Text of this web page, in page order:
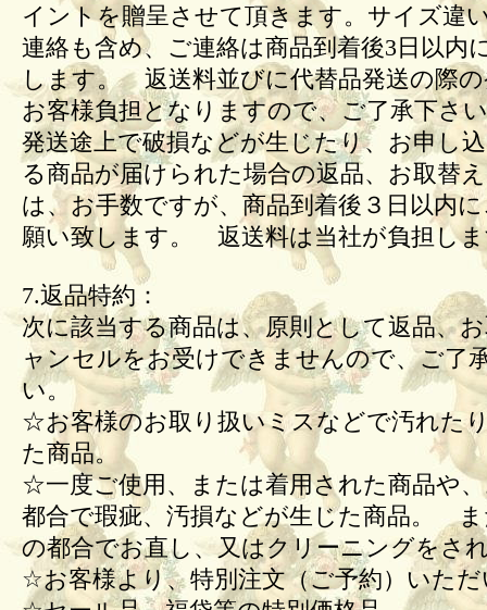
イントを贈呈させて頂きます。サイズ違
連絡も含め、ご連絡は商品到着後3日以内
します。 返送料並びに代替品発送の際の
お客様負担となりますので、ご了承下さ
発送途上で破損などが生じたり、お申し
る商品が届けられた場合の返品、お取替
は、お手数ですが、商品到着後３日以内
願い致します。 返送料は当社が負担し
7.返品特約：
次に該当する商品は、原則として返品、
ャンセルをお受けできませんので、ご了
い。
☆お客様のお取り扱いミスなどで汚れた
た商品。
☆一度ご使用、または着用された商品や
都合で瑕疵、汚損などが生じた商品。
の都合でお直し、又はクリーニングをさ
☆お客様より、特別注文（ご予約）いた